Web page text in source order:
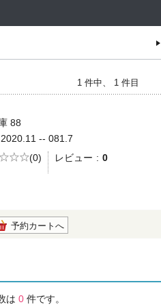
1 件中、 1 件目
88
-- 081.7
評価
(0) レビュー 0
予約カートへ
は 0 件です。